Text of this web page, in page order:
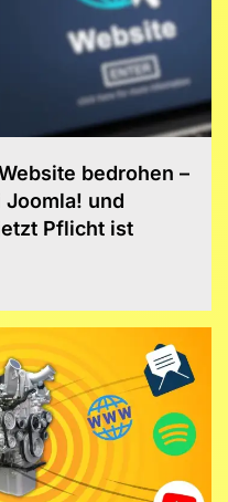
bedrohen –
Joomla! und
Pflicht ist